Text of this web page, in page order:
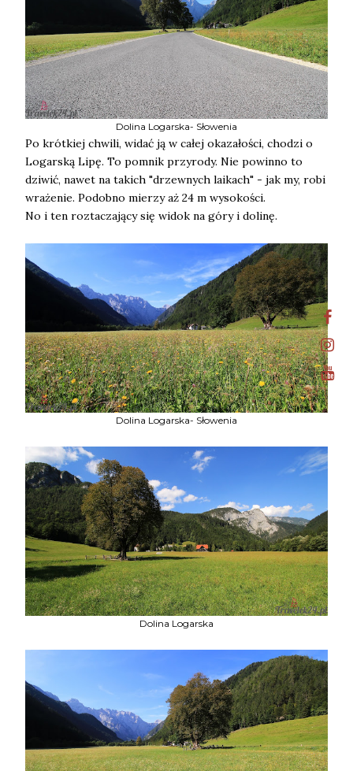
Dolina Logarska- Słowenia
Po krótkiej chwili, widać ją w całej okazałości, chodzi o
Logarską Lipę. To pomnik przyrody. Nie powinno to
dziwić, nawet na takich "drzewnych laikach" - jak my, robi
wrażenie. Podobno mierzy aż 24 m wysokości.
No i ten roztaczający się widok na góry i dolinę.
Dolina Logarska- Słowenia
Dolina Logarska